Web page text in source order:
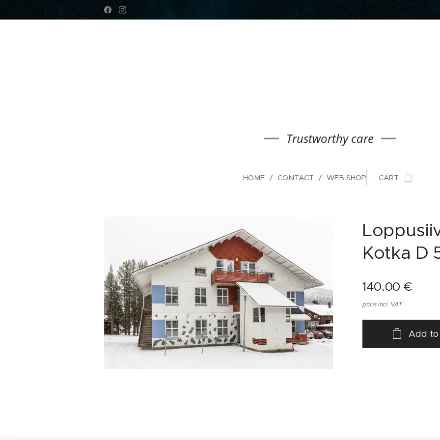
Trustworthy care
HOME CONTACT WEB SHOP CART
Kotka D
140.00 €
price incl. VAT
Add